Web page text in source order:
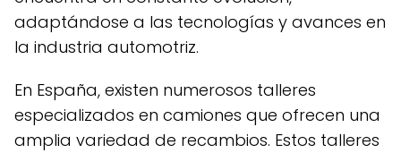
adaptándose a las tecnologías y avances en
la industria automotriz.
En España, existen numerosos talleres
especializados en camiones que ofrecen una
amplia variedad de recambios. Estos talleres